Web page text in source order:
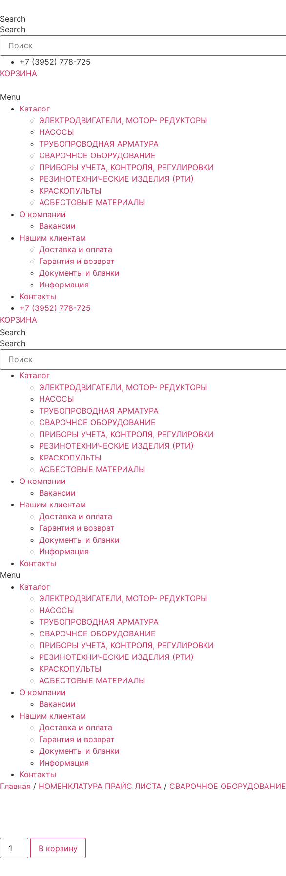
к
содержимому
Search
Search
+7 (3952) 778-725
КОРЗИНА
Menu
Каталог
ЭЛЕКТРОДВИГАТЕЛИ, МОТОР- РЕДУКТОРЫ
НАСОСЫ
ТРУБОПРОВОДНАЯ АРМАТУРА
СВАРОЧНОЕ ОБОРУДОВАНИЕ
ПРИБОРЫ УЧЕТА, КОНТРОЛЯ, РЕГУЛИРОВКИ
РЕЗИНОТЕХНИЧЕСКИЕ ИЗДЕЛИЯ (РТИ)
КРАСКОПУЛЬТЫ
АСБЕСТОВЫЕ МАТЕРИАЛЫ
О компании
Вакансии
Нашим клиентам
Доставка и оплата
Гарантия и возврат
Документы и бланки
Информация
Контакты
+7 (3952) 778-725
КОРЗИНА
Search
Search
Каталог
ЭЛЕКТРОДВИГАТЕЛИ, МОТОР- РЕДУКТОРЫ
НАСОСЫ
ТРУБОПРОВОДНАЯ АРМАТУРА
СВАРОЧНОЕ ОБОРУДОВАНИЕ
ПРИБОРЫ УЧЕТА, КОНТРОЛЯ, РЕГУЛИРОВКИ
РЕЗИНОТЕХНИЧЕСКИЕ ИЗДЕЛИЯ (РТИ)
КРАСКОПУЛЬТЫ
АСБЕСТОВЫЕ МАТЕРИАЛЫ
О компании
Вакансии
Нашим клиентам
Доставка и оплата
Гарантия и возврат
Документы и бланки
Информация
Контакты
Menu
Каталог
ЭЛЕКТРОДВИГАТЕЛИ, МОТОР- РЕДУКТОРЫ
НАСОСЫ
ТРУБОПРОВОДНАЯ АРМАТУРА
СВАРОЧНОЕ ОБОРУДОВАНИЕ
ПРИБОРЫ УЧЕТА, КОНТРОЛЯ, РЕГУЛИРОВКИ
РЕЗИНОТЕХНИЧЕСКИЕ ИЗДЕЛИЯ (РТИ)
КРАСКОПУЛЬТЫ
АСБЕСТОВЫЕ МАТЕРИАЛЫ
О компании
Вакансии
Нашим клиентам
Доставка и оплата
Гарантия и возврат
Документы и бланки
Информация
Контакты
Главная / НОМЕНКЛАТУРА ПРАЙС ЛИСТА / СВАРОЧНОЕ ОБОРУДОВАНИЕ
Количество
товара
Регулятор
В корзину